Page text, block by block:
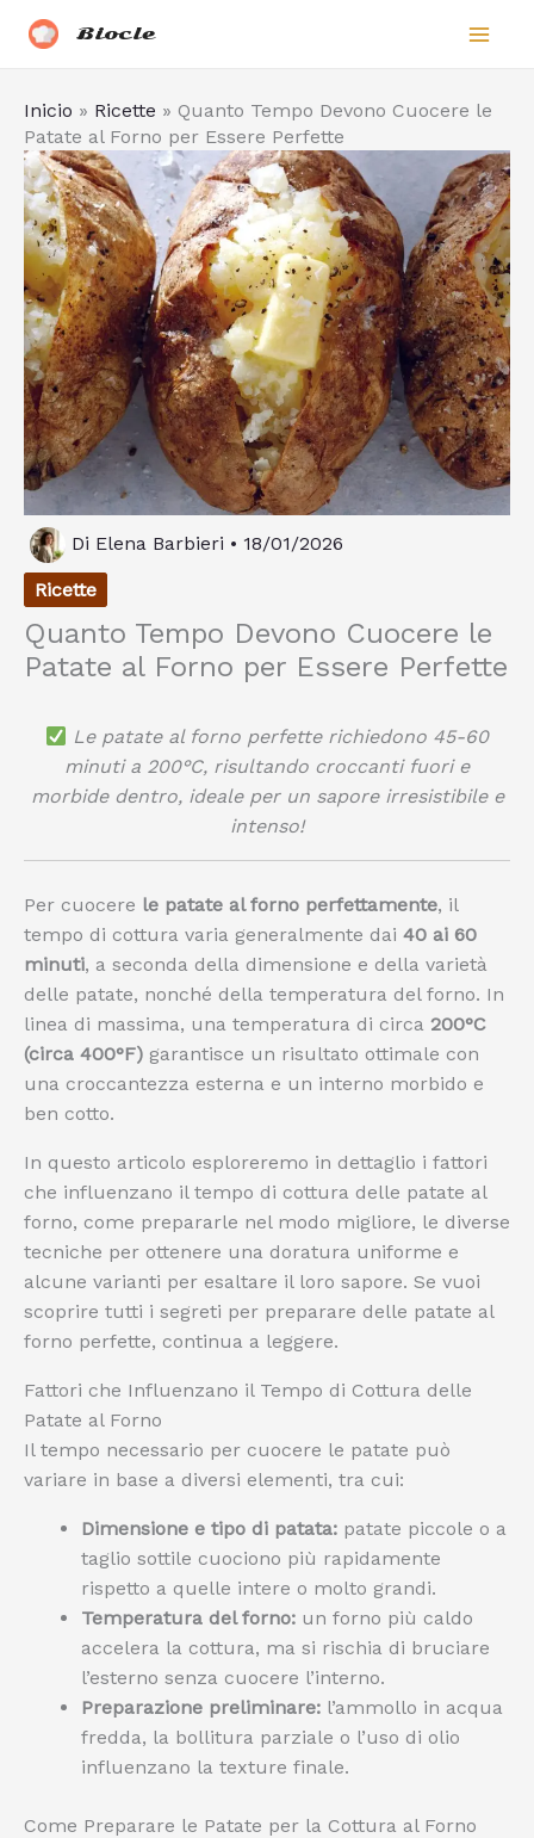
Biocle
Inicio » Ricette » Quanto Tempo Devono Cuocere le
Patate al Forno per Essere Perfette
Di Elena Barbieri • 18/01/2026
Ricette
Quanto Tempo Devono Cuocere le
Patate al Forno per Essere Perfette
Le patate al forno perfette richiedono 45-60
minuti a 200°C, risultando croccanti fuori e
morbide dentro, ideale per un sapore irresistibile e
intenso!
Per cuocere le patate al forno perfettamente, il
tempo di cottura varia generalmente dai 40 ai 60
minuti, a seconda della dimensione e della varietà
delle patate, nonché della temperatura del forno. In
linea di massima, una temperatura di circa 200°C
(circa 400°F) garantisce un risultato ottimale con
una croccantezza esterna e un interno morbido e
ben cotto.
In questo articolo esploreremo in dettaglio i fattori
che influenzano il tempo di cottura delle patate al
forno, come prepararle nel modo migliore, le diverse
tecniche per ottenere una doratura uniforme e
alcune varianti per esaltare il loro sapore. Se vuoi
scoprire tutti i segreti per preparare delle patate al
forno perfette, continua a leggere.
Fattori che Influenzano il Tempo di Cottura delle
Patate al Forno
Il tempo necessario per cuocere le patate può
variare in base a diversi elementi, tra cui:
Dimensione e tipo di patata: patate piccole o a
taglio sottile cuociono più rapidamente
rispetto a quelle intere o molto grandi.
Temperatura del forno: un forno più caldo
accelera la cottura, ma si rischia di bruciare
l’esterno senza cuocere l’interno.
Preparazione preliminare: l’ammollo in acqua
fredda, la bollitura parziale o l’uso di olio
influenzano la texture finale.
Come Preparare le Patate per la Cottura al Forno